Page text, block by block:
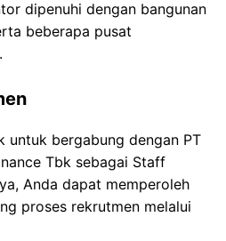
dipenuhi dengan bangunan
beberapa pusat
untuk bergabung dengan PT
Tbk sebagai Staff
Anda dapat memperoleh
proses rekrutmen melalui